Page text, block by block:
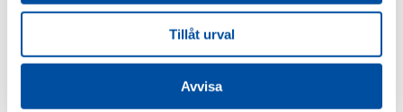
Tillåt urval
Avvisa